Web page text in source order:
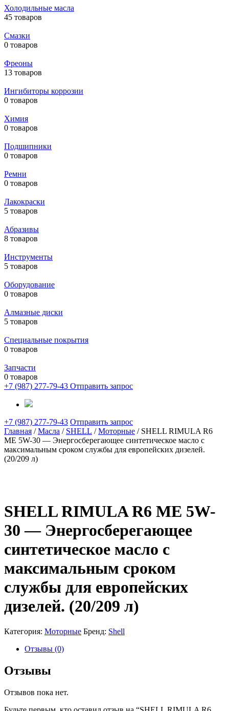
Холодильные масла
45 товаров
Смазки
0 товаров
Фреоны
13 товаров
Ингибиторы коррозии
0 товаров
Химия
0 товаров
Подшипники
0 товаров
Ремни
0 товаров
Лакокраски
5 товаров
Абразивы
8 товаров
Инструменты
5 товаров
Оборудование
0 товаров
Алмазные диски
5 товаров
Специальные покрытия
0 товаров
Запчасти
0 товаров
+7 (987) 277-79-43 Отправить запрос
+7 (987) 277-79-43 Отправить запрос
Главная /Масла / SHELL /Моторные / SHELL RIMULA R6
ME 5W-30 — Энергосберегающее синтетическое масло с
максимальным сроком службы для европейских дизелей.
(20/209 л)
SHELL RIMULA R6 ME 5W-
30 — Энергосберегающее
синтетическое масло с
максимальным сроком
службы для европейских
дизелей. (20/209 л)
Категория: Моторные Бренд: Shell
Отзывы (0)
Отзывы
Отзывов пока нет.